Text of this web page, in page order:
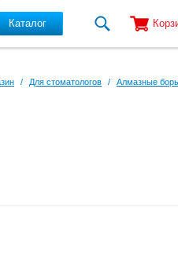
Каталог
/ Для стоматологов / Алмазные